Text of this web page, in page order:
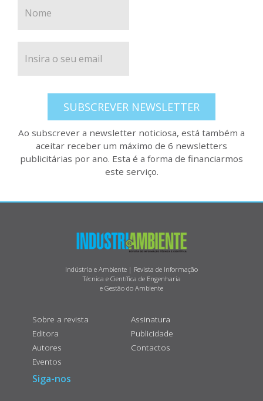
SUBSCREVER NEWSLETTER
Ao subscrever a newsletter noticiosa, está também a
aceitar receber um máximo de 6 newsletters
publicitárias por ano. Esta é a forma de financiarmos
este serviço.
Indústria e Ambiente | Revista de Informação
Técnica e Científica de Engenharia
e Gestão do Ambiente
Sobre a revista
Editora
Autores
Eventos
Assinatura
Publicidade
Contactos
Siga-nos